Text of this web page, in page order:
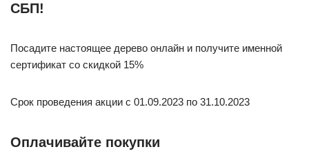
СБП!
Посадите настоящее дерево онлайн и получите именной
сертификат со скидкой 15%
Срок проведения акции c 01.09.2023 по 31.10.2023
Оплачивайте покупки